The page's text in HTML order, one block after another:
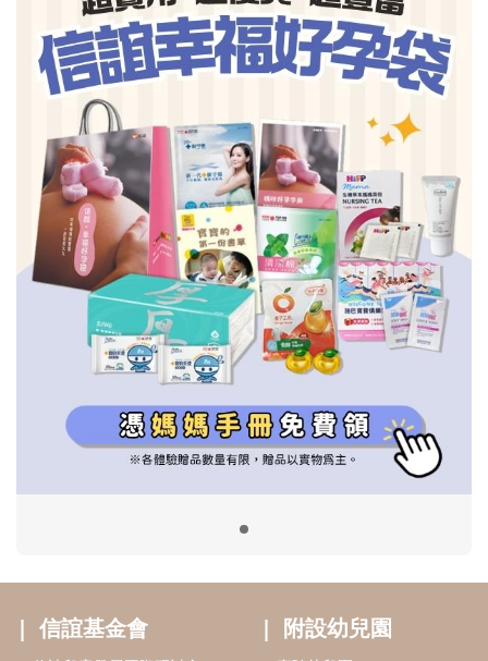
信誼基金會
2022信誼年度報告
2023信誼年度報告
2024信誼年度報告
好孕袋
附設幼兒園
小袋鼠幼師網